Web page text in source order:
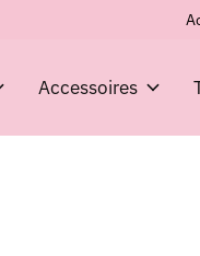
Accessoires